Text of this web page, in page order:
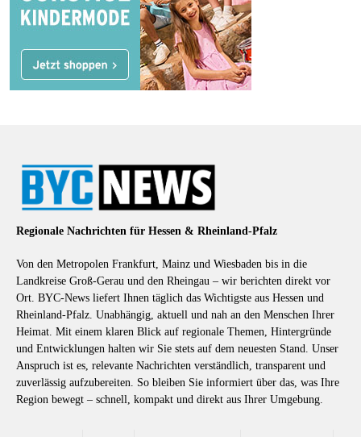
Regionale Nachrichten für Hessen & Rheinland-Pfalz
Von den Metropolen Frankfurt, Mainz und Wiesbaden bis in die
Landkreise Groß-Gerau und den Rheingau – wir berichten direkt vor
Ort. BYC-News liefert Ihnen täglich das Wichtigste aus Hessen und
Rheinland-Pfalz. Unabhängig, aktuell und nah an den Menschen Ihrer
Heimat. Mit einem klaren Blick auf regionale Themen, Hintergründe
und Entwicklungen halten wir Sie stets auf dem neuesten Stand. Unser
Anspruch ist es, relevante Nachrichten verständlich, transparent und
zuverlässig aufzubereiten. So bleiben Sie informiert über das, was Ihre
Region bewegt – schnell, kompakt und direkt aus Ihrer Umgebung.